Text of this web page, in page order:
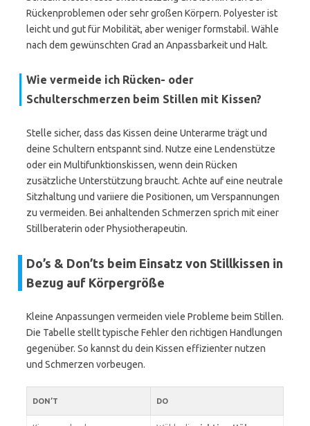
Rückenproblemen oder sehr großen Körpern. Polyester ist
leicht und gut für Mobilität, aber weniger formstabil. Wähle
nach dem gewünschten Grad an Anpassbarkeit und Halt.
Wie vermeide ich Rücken- oder
Schulterschmerzen beim Stillen mit Kissen?
Stelle sicher, dass das Kissen deine Unterarme trägt und
deine Schultern entspannt sind. Nutze eine Lendenstütze
oder ein Multifunktionskissen, wenn dein Rücken
zusätzliche Unterstützung braucht. Achte auf eine neutrale
Sitzhaltung und variiere die Positionen, um Verspannungen
zu vermeiden. Bei anhaltenden Schmerzen sprich mit einer
Stillberaterin oder Physiotherapeutin.
Do’s & Don’ts beim Einsatz von Stillkissen in
Bezug auf Körpergröße
Kleine Anpassungen vermeiden viele Probleme beim Stillen.
Die Tabelle stellt typische Fehler den richtigen Handlungen
gegenüber. So kannst du dein Kissen effizienter nutzen
und Schmerzen vorbeugen.
DON’T DO